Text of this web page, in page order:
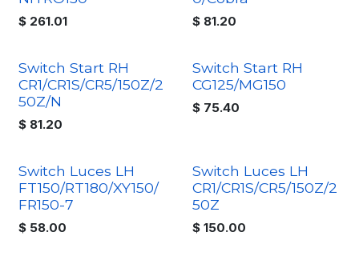
$ 261.01 $ 81.20
Switch Start RH
CR1/CR1S/CR5/150Z/2
50Z/N
$ 81.20
Switch Start RH
CG125/MG150
$ 75.40
Switch Luces LH
FT150/RT180/XY150/
FR150-7
$ 58.00
Switch Luces LH
CR1/CR1S/CR5/150Z/2
50Z
$ 150.00